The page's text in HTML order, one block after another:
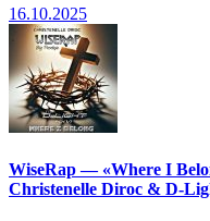
16.10.2025
WiseRap — «Where I
Christenelle Diroc & D-